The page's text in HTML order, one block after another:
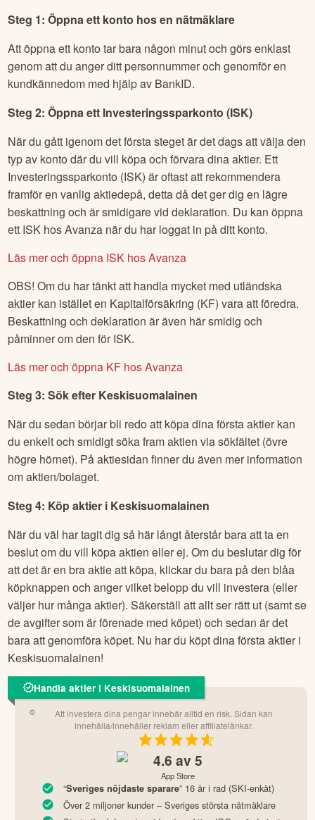
Steg 1: Öppna ett konto hos en nätmäklare
Att öppna ett konto tar bara någon minut och görs enklast
genom att du anger ditt personnummer och genomför en
kundkännedom med hjälp av BankID.
Steg 2: Öppna ett Investeringssparkonto (ISK)
När du gått igenom det första steget är det dags att välja den
typ av konto där du vill köpa och förvara dina aktier. Ett
Investeringssparkonto (ISK) är oftast att rekommendera
framför en vanlig aktiedepå, detta då det ger dig en lägre
beskattning och är smidigare vid deklaration. Du kan öppna
ett ISK hos Avanza när du har loggat in på ditt konto.
Läs mer och öppna ISK hos Avanza
OBS! Om du har tänkt att handla mycket med utländska
aktier kan istället en Kapitalförsäkring (KF) vara att föredra.
Beskattning och deklaration är även här smidig och
påminner om den för ISK.
Läs mer och öppna KF hos Avanza
Steg 3: Sök efter Keskisuomalainen
När du sedan börjar bli redo att köpa dina första aktier kan
du enkelt och smidigt söka fram aktien via sökfältet (övre
högre hörnet). På aktiesidan finner du även mer information
om aktien/bolaget.
Steg 4: Köp aktier i Keskisuomalainen
När du väl har tagit dig så här långt återstår bara att ta en
beslut om du vill köpa aktien eller ej. Om du beslutar dig för
att det är en bra aktie att köpa, klickar du bara på den blåa
köpknappen och anger vilket belopp du vill investera (eller
väljer hur många aktier). Säkerställ att allt ser rätt ut (samt se
de avgifter som är förenade med köpet) och sedan är det
bara att genomföra köpet. Nu har du köpt dina första aktier i
Keskisuomalainen!
Handla aktier i Keskisuomalainen
Att investera dina pengar innebär alltid en risk. Sidan kan
innehålla/innehåller reklam eller affiliatelänkar.
4.6 av 5
App Store
“Sveriges nöjdaste sparare” 16 år i rad (SKI-enkät)
Över 2 miljoner kunder – Sveriges största nätmäklare